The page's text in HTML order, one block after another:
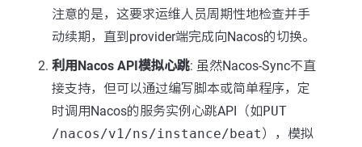
注意的是，这要求运维人员周期性地检查并手
动续期，直到provider端完成向Nacos的切换。
利用Nacos API模拟心跳: 虽然Nacos-Sync不直
接支持，但可以通过编写脚本或简单程序，定
时调用Nacos的服务实例心跳API（如PUT
/nacos/v1/ns/instance/beat），模拟